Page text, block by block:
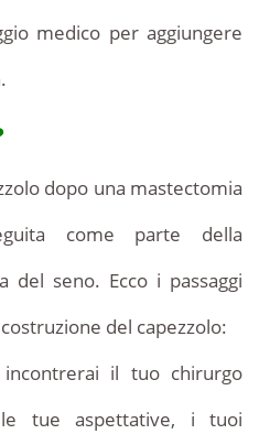
medico per aggiungere
dopo una mastectomia
come parte della
del seno. Ecco i passaggi
del capezzolo:
il tuo chirurgo
tue aspettative, i tuoi